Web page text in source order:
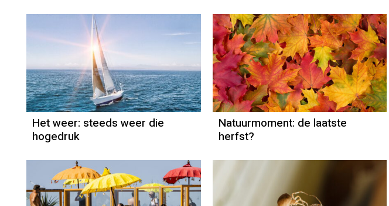
Het weer
Grieta Spannenburg
Het weer: steeds weer die
hogedruk
Natuurmoment
Door Kees Loogman
Natuurmoment: de laatste
herfst?